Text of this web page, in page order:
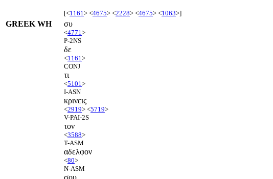
[<1161 > <4675> <2228> <4675> <1063>]
GREEK WH συ
<4771 >
P-2NS
δε
<1161 >
CONJ
τι
<5101 >
I-ASN
κρινεις
<2919> <5719>
V-PAI-2S
τον
<3588>
T-ASM
αδελφον
<80>
N-ASM
σου